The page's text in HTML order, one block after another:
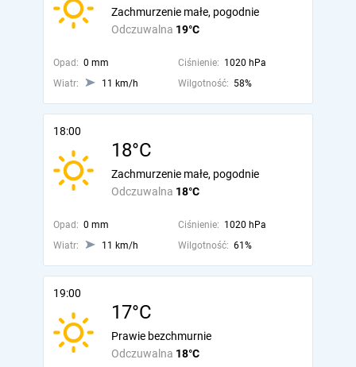
Odczuwalna 19°C
Zachmurzenie małe, pogodnie
Opad: 0 mm Ciśnienie: 1020 hPa
Wiatr:
11 km/h Wilgotność: 58%
18:00
18°C
Odczuwalna 18°C
Zachmurzenie małe, pogodnie
Opad: 0 mm Ciśnienie: 1020 hPa
Wiatr:
11 km/h Wilgotność: 61%
19:00
17°C
Odczuwalna 18°C
Prawie bezchmurnie